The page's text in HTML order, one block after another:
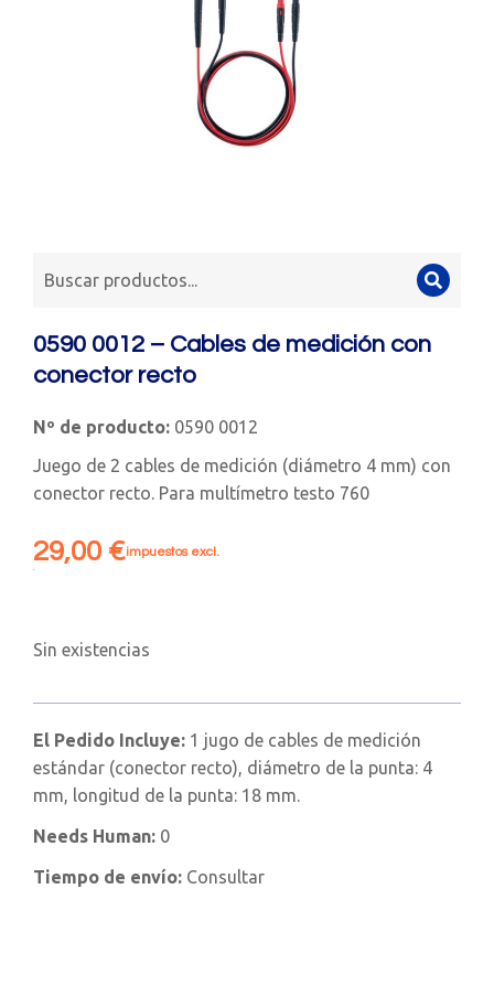
0590 0012 – Cables de medición con
conector recto
Nº de producto: 0590 0012
Juego de 2 cables de medición (diámetro 4 mm) con
conector recto. Para multímetro testo 760
29,00 €impuestos excl.
Sin existencias
El Pedido Incluye: 1 jugo de cables de medición
estándar (conector recto), diámetro de la punta: 4
mm, longitud de la punta: 18 mm.
Needs Human: 0
Tiempo de envío: Consultar